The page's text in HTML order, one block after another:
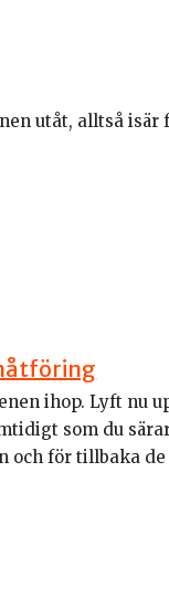
utåt, alltså isär
ihop. Lyft nu
som du
och för tillbaka